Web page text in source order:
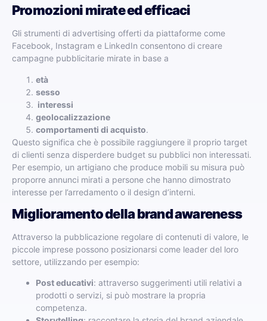
Promozioni mirate ed efficaci
Gli strumenti di advertising offerti da piattaforme come
Facebook, Instagram e LinkedIn consentono di creare
campagne pubblicitarie mirate in base a
età
sesso
interessi
geolocalizzazione
comportamenti di acquisto.
Questo significa che è possibile raggiungere il proprio target
di clienti senza disperdere budget su pubblici non interessati.
Per esempio, un artigiano che produce mobili su misura può
proporre annunci mirati a persone che hanno dimostrato
interesse per l’arredamento o il design d’interni.
Miglioramento della brand awareness
Attraverso la pubblicazione regolare di contenuti di valore, le
piccole imprese possono posizionarsi come leader del loro
settore, utilizzando per esempio:
Post educativi: attraverso suggerimenti utili relativi a
prodotti o servizi, si può mostrare la propria
competenza.